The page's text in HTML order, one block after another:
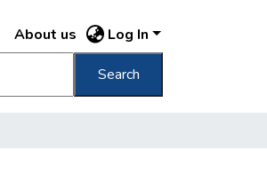
About us Log In
Search